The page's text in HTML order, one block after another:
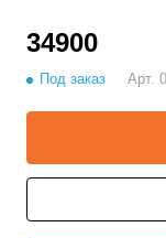
34900
Под заказ Арт.